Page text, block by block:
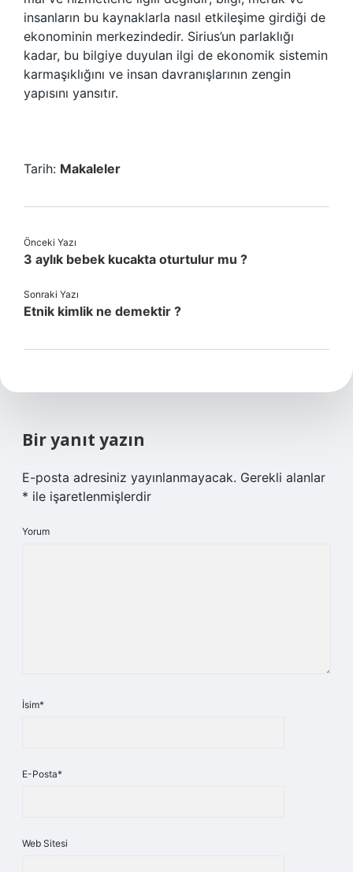
insanların bu kaynaklarla nasıl etkileşime girdiği de
ekonominin merkezindedir. Sirius’un parlaklığı
kadar, bu bilgiye duyulan ilgi de ekonomik sistemin
karmaşıklığını ve insan davranışlarının zengin
yapısını yansıtır.
Tarih: Makaleler
Önceki Yazı
3 aylık bebek kucakta oturtulur mu ?
Sonraki Yazı
Etnik kimlik ne demektir ?
Bir yanıt yazın
E-posta adresiniz yayınlanmayacak. Gerekli alanlar
* ile işaretlenmişlerdir
Yorum
İsim*
E-Posta*
Web Sitesi